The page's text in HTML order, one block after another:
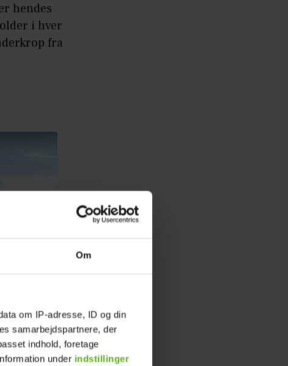
Om
om IP-adresse, ID og din
samarbejdspartnere, der
indhold, foretage
under indstillinger
hendes
i hver
fra